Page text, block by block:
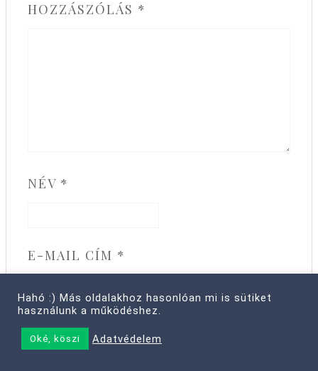
HOZZÁSZÓLÁS *
NÉV *
E-MAIL CÍM *
Hahó :) Más oldalakhoz hasonlóan mi is sütiket
használunk a működéshez.
Oké, köszi Adatvédelem